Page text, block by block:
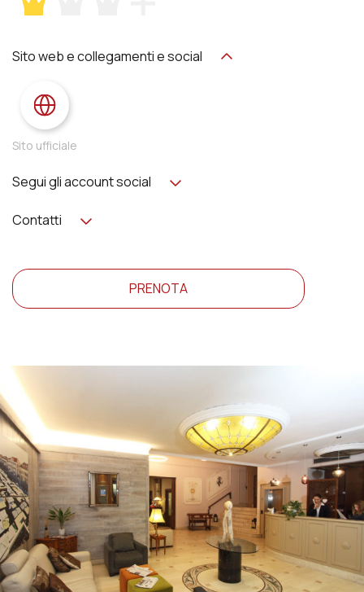
Sito web e collegamenti e social
Sito ufficiale
Segui gli account social
Contatti
PRENOTA